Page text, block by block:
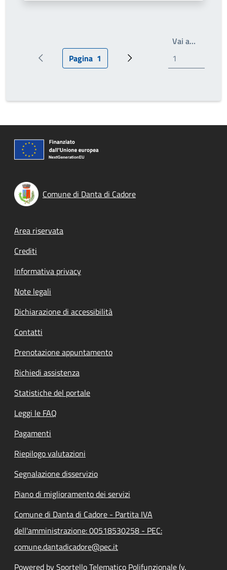
Pagina precedentePagina attuale
Pagina 1 Prossima pagina
Vai a…
Comune di Danta di Cadore
Footer menu
Area riservata
Crediti
Informativa privacy
Note legali
Dichiarazione di accessibilità
Contatti
Prenotazione appuntamento
Richiedi assistenza
Statistiche del portale
Leggi le FAQ
Pagamenti
Riepilogo valutazioni
Segnalazione disservizio
Piano di miglioramento dei servizi
Comune di Danta di Cadore - Partita IVA
dell'amministrazione: 00518530258 - PEC:
comune.dantadicadore@pec.it
Powered by Sportello Telematico Polifunzionale (v.